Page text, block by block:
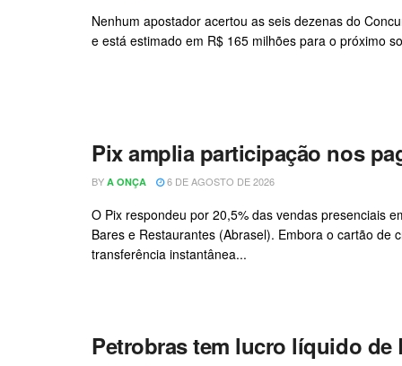
Nenhum apostador acertou as seis dezenas do
e está estimado em R$ 165 milhões para o próximo
Pix amplia participação nos
BY A ONÇA 6 DE AGOSTO DE 2026
O Pix respondeu por 20,5% das vendas presenciais
Bares e Restaurantes (Abrasel). Embora o cartão
transferência instantânea...
Petrobras tem lucro líquido de